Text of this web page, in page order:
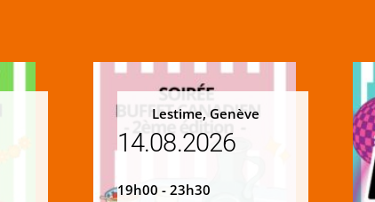
Lestime, Genève
14.08.2026
19h00 - 23h30